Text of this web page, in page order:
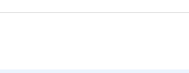
索
ンAPI
レンタルサーバーを含む最新の機能を使う方
レンタルサーバーを含む最新の機能を使う方